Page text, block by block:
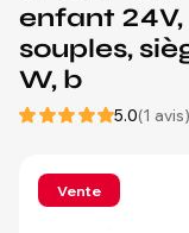
enfant 24V,
souples,
W, b
5.0(1 avis)
Vente